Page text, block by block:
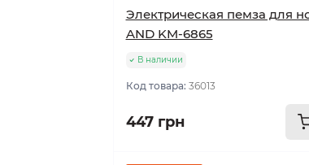
Электрическая пемза для
AND KM-6865
В наличии
Код товара: 36013
447 грн